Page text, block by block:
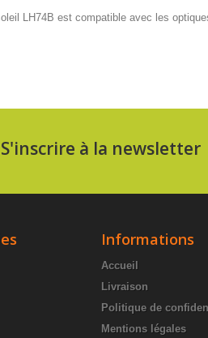
LH74B est compatible avec les
S'inscrire à la newsletter
Informations
Accueil
Livraison
Politique de
Mentions légales